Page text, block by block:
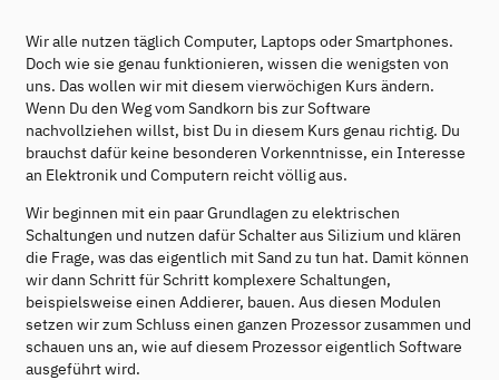
Wir alle nutzen täglich Computer, Laptops oder Smartphones.
Doch wie sie genau funktionieren, wissen die wenigsten von
uns. Das wollen wir mit diesem vierwöchigen Kurs ändern.
Wenn Du den Weg vom Sandkorn bis zur Software
nachvollziehen willst, bist Du in diesem Kurs genau richtig. Du
brauchst dafür keine besonderen Vorkenntnisse, ein Interesse
an Elektronik und Computern reicht völlig aus.
Wir beginnen mit ein paar Grundlagen zu elektrischen
Schaltungen und nutzen dafür Schalter aus Silizium und klären
die Frage, was das eigentlich mit Sand zu tun hat. Damit können
wir dann Schritt für Schritt komplexere Schaltungen,
beispielsweise einen Addierer, bauen. Aus diesen Modulen
setzen wir zum Schluss einen ganzen Prozessor zusammen und
schauen uns an, wie auf diesem Prozessor eigentlich Software
ausgeführt wird.